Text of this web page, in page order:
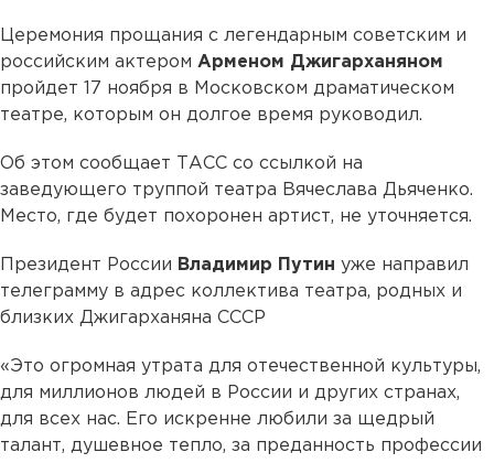
Церемония прощания с легендарным советским и
российским актером Арменом Джигарханяном
пройдет 17 ноября в Московском драматическом
театре, которым он долгое время руководил.
Об этом сообщает ТАСС со ссылкой на
заведующего труппой театра Вячеслава Дьяченко.
Место, где будет похоронен артист, не уточняется.
Президент России Владимир Путин уже направил
телеграмму в адрес коллектива театра, родных и
близких Джигарханяна СССР
«Это огромная утрата для отечественной культуры,
для миллионов людей в России и других странах,
для всех нас. Его искренне любили за щедрый
талант, душевное тепло, за преданность профессии